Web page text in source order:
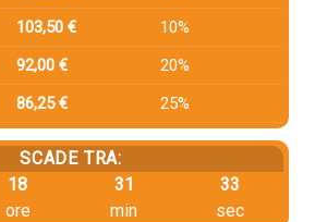
103,50 €
10%
92,00 €
20%
86,25 € 25%
SCADE TRA:
18
ore
31
min
33
sec